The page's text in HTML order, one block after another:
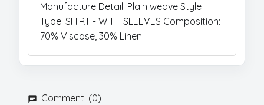
Manufacture Detail: Plain weave Style
Type: SHIRT - WITH SLEEVES Composition:
70% Viscose, 30% Linen
Commenti (0)